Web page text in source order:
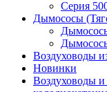
Серия
Дымососы
Воздуховоды
Новинки
Воздуховоды и